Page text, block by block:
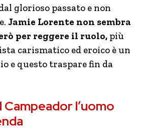
glorioso passato e non
Jamie Lorente non sembra
per reggere il ruolo, più
carismatico ed eroico è un
e questo traspare fin da
Campeador l’uomo